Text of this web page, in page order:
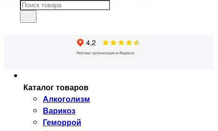
Каталог товаров
Алкоголизм
Варикоз
Геморрой